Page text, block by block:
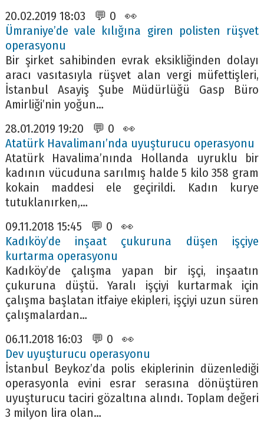
20.02.2019 18:03 💬 0 👀
Ümraniye’de vale kılığına giren polisten rüşvet
operasyonu
Bir şirket sahibinden evrak eksikliğinden dolayı
aracı vasıtasıyla rüşvet alan vergi müfettişleri,
İstanbul Asayiş Şube Müdürlüğü Gasp Büro
Amirliği’nin yoğun…
28.01.2019 19:20 💬 0 👀
Atatürk Havalimanı’nda uyuşturucu operasyonu
Atatürk Havalima’nında Hollanda uyruklu bir
kadının vücuduna sarılmış halde 5 kilo 358 gram
kokain maddesi ele geçirildi. Kadın kurye
tutuklanırken,…
09.11.2018 15:45 💬 0 👀
Kadıköy’de inşaat çukuruna düşen işçiye
kurtarma operasyonu
Kadıköy’de çalışma yapan bir işçi, inşaatın
çukuruna düştü. Yaralı işçiyi kurtarmak için
çalışma başlatan itfaiye ekipleri, işçiyi uzun süren
çalışmalardan…
06.11.2018 16:03 💬 0 👀
Dev uyuşturucu operasyonu
İstanbul Beykoz’da polis ekiplerinin düzenlediği
operasyonla evini esrar serasına dönüştüren
uyuşturucu taciri gözaltına alındı. Toplam değeri
3 milyon lira olan…